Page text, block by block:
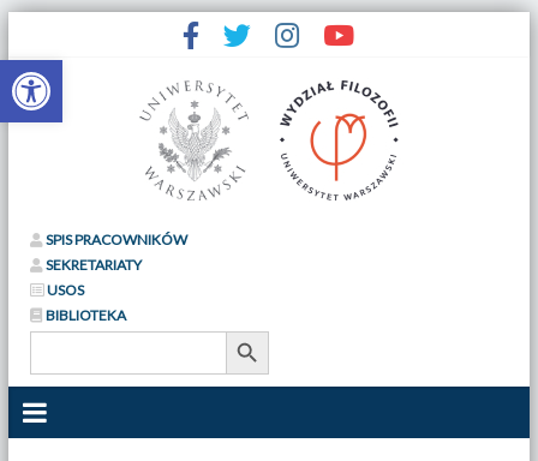
Otwórz pasek narzędzi
SPIS PRACOWNIKÓW
SEKRETARIATY
USOS
BIBLIOTEKA
Search
Search Button